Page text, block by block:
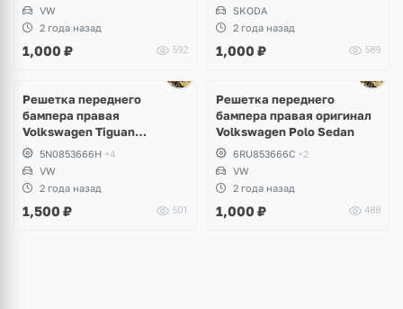
VW
2 года назад
1,000 ₽ 592
SKODA
2 года назад
1,000 ₽ 589
Решетка переднего
бампера правая
Volkswagen Tiguan
дорестайлинг
5N0853666H +4
VW
2 года назад
1,500 ₽ 501
Решетка переднего
бампера правая оригинал
Volkswagen Polo Sedan
6RU853666C +2
VW
2 года назад
1,000 ₽ 488